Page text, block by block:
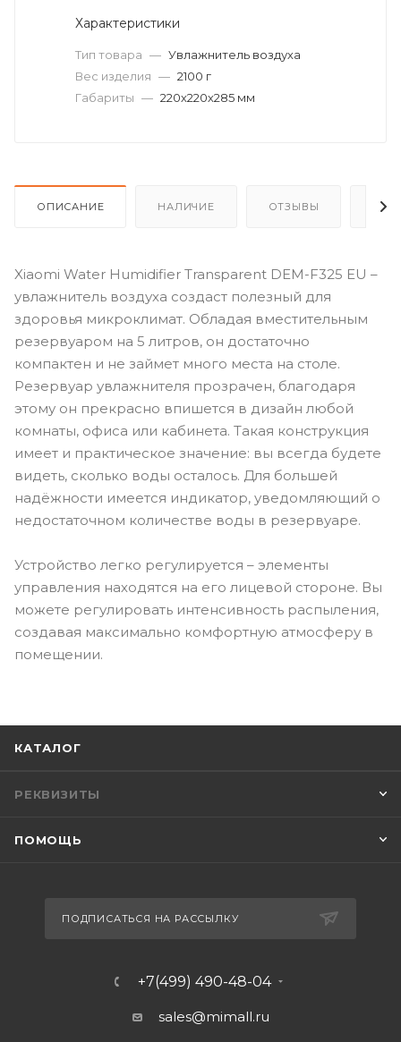
Характеристики
Тип товара — Увлажнитель воздуха
Вес изделия — 2100 г
Габариты — 220х220х285 мм
ОПИСАНИЕ НАЛИЧИЕ ОТЗЫВЫ
Xiaomi Water Humidifier Transparent DEM-F325 EU –
увлажнитель воздуха создаст полезный для
здоровья микроклимат. Обладая вместительным
резервуаром на 5 литров, он достаточно
компактен и не займет много места на столе.
Резервуар увлажнителя прозрачен, благодаря
этому он прекрасно впишется в дизайн любой
комнаты, офиса или кабинета. Такая конструкция
имеет и практическое значение: вы всегда будете
видеть, сколько воды осталось. Для большей
надёжности имеется индикатор, уведомляющий о
недостаточном количестве воды в резервуаре.
Устройство легко регулируется – элементы
управления находятся на его лицевой стороне. Вы
можете регулировать интенсивность распыления,
создавая максимально комфортную атмосферу в
помещении.
КАТАЛОГ
РЕКВИЗИТЫ
ПОМОЩЬ
ПОДПИСАТЬСЯ НА РАССЫЛКУ
+7(499) 490-48-04
sales@mimall.ru